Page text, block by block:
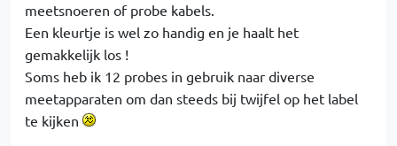
meetsnoeren of probe kabels.
Een kleurtje is wel zo handig en je haalt het
gemakkelijk los !
Soms heb ik 12 probes in gebruik naar diverse
meetapparaten om dan steeds bij twijfel op het label
te kijken